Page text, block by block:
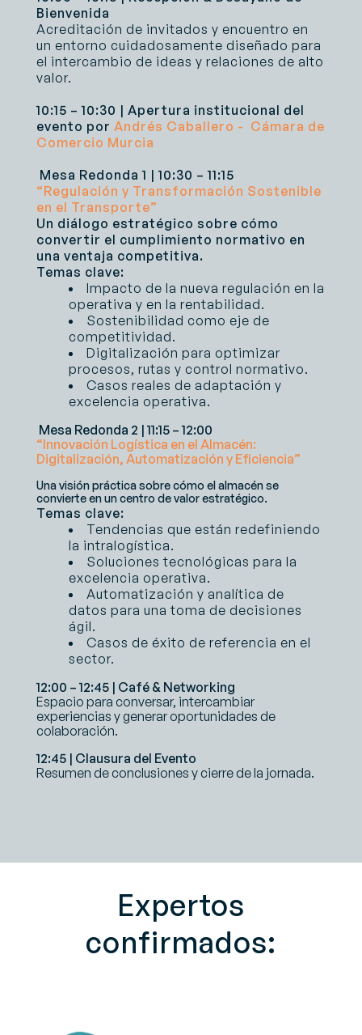
Bienvenida
Acreditación de invitados y encuentro en
un entorno cuidadosamente diseñado para
el intercambio de ideas y relaciones de alto
valor.
10:15 – 10:30 | Apertura institucional del
evento por Andrés Caballero - Cámara de
Comercio Murcia
Mesa Redonda 1 | 10:30 – 11:15
“Regulación y Transformación Sostenible
en el Transporte”
Un diálogo estratégico sobre cómo
convertir el cumplimiento normativo en
una ventaja competitiva.
Temas clave:
Impacto de la nueva regulación en la
operativa y en la rentabilidad.
Sostenibilidad como eje de
competitividad.
Digitalización para optimizar
procesos, rutas y control normativo.
Casos reales de adaptación y
excelencia operativa.
Mesa Redonda 2 | 11:15 – 12:00
“Innovación Logística en el Almacén:
Digitalización, Automatización y Eficiencia”
Una visión práctica sobre cómo el almacén se
convierte en un centro de valor estratégico.
Temas clave:
Tendencias que están redefiniendo
la intralogística.
Soluciones tecnológicas para la
excelencia operativa.
Automatización y analítica de
datos para una toma de decisiones
ágil.
Casos de éxito de referencia en el
sector.
12:00 – 12:45 | Café & Networking
Espacio para conversar, intercambiar
experiencias y generar oportunidades de
colaboración.
12:45 | Clausura del Evento
Resumen de conclusiones y cierre de la jornada.
Expertos
confirmados: